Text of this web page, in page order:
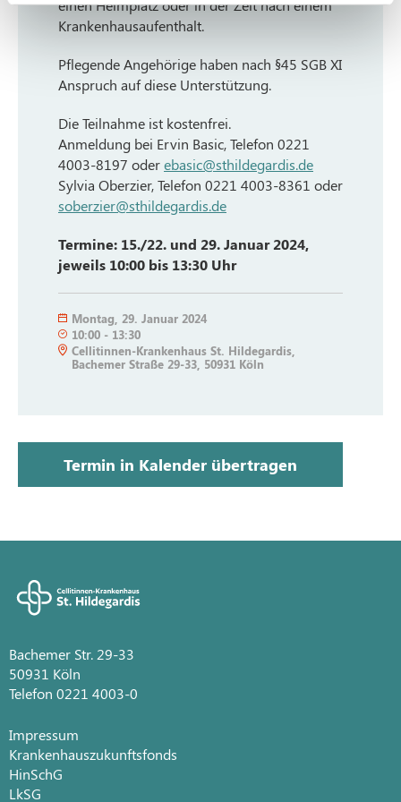
einen Heimplatz oder in der Zeit nach einem
Krankenhausaufenthalt.
Pflegende Angehörige haben nach §45 SGB XI
Anspruch auf diese Unterstützung.
Die Teilnahme ist kostenfrei.
Anmeldung bei Ervin Basic, Telefon 0221
4003-8197 oderebasic@sthildegardis.de
Sylvia Oberzier, Telefon 0221 4003-8361 oder
soberzier@sthildegardis.de
Termine: 15./22. und 29. Januar 2024,
jeweils 10:00 bis 13:30 Uhr
Montag 29. Januar 2024
10:00 - 13:30
Cellitinnen-Krankenhaus St. Hildegardis,
Bachemer Straße 29-33, 50931 Köln
Termin in Kalender übertragen
Bachemer Str. 29-33
50931 Köln
Telefon 0221 4003-0
Impressum
Krankenhauszukunftsfonds
HinSchG
LkSG